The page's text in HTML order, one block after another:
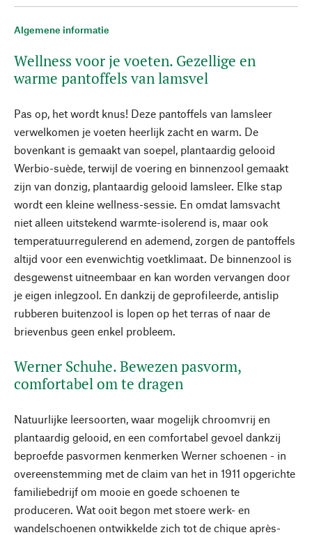
Algemene informatie
Wellness voor je voeten. Gezellige en
warme pantoffels van lamsvel
Pas op, het wordt knus! Deze pantoffels van lamsleer
verwelkomen je voeten heerlijk zacht en warm. De
bovenkant is gemaakt van soepel, plantaardig gelooid
Werbio-suède, terwijl de voering en binnenzool gemaakt
zijn van donzig, plantaardig gelooid lamsleer. Elke stap
wordt een kleine wellness-sessie. En omdat lamsvacht
niet alleen uitstekend warmte-isolerend is, maar ook
temperatuurregulerend en ademend, zorgen de pantoffels
altijd voor een evenwichtig voetklimaat. De binnenzool is
desgewenst uitneembaar en kan worden vervangen door
je eigen inlegzool. En dankzij de geprofileerde, antislip
rubberen buitenzool is lopen op het terras of naar de
brievenbus geen enkel probleem.
Werner Schuhe. Bewezen pasvorm,
comfortabel om te dragen
Natuurlijke leersoorten, waar mogelijk chroomvrij en
plantaardig gelooid, en een comfortabel gevoel dankzij
beproefde pasvormen kenmerken Werner schoenen - in
overeenstemming met de claim van het in 1911 opgerichte
familiebedrijf om mooie en goede schoenen te
produceren. Wat ooit begon met stoere werk- en
wandelschoenen ontwikkelde zich tot de chique après-